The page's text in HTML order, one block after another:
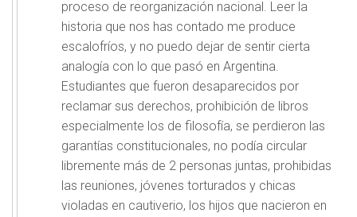
proceso de reorganización nacional. Leer la
historia que nos has contado me produce
escalofríos, y no puedo dejar de sentir cierta
analogía con lo que pasó en Argentina.
Estudiantes que fueron desaparecidos por
reclamar sus derechos, prohibición de libros
especialmente los de filosofía, se perdieron las
garantías constitucionales, no podía circular
libremente más de 2 personas juntas, prohibidas
las reuniones, jóvenes torturados y chicas
violadas en cautiverio, los hijos que nacieron en